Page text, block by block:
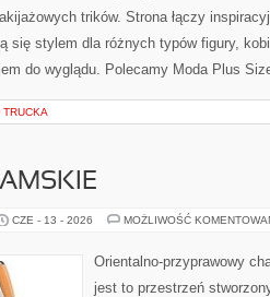
trików. Strona łączy
się stylem dla różnych typów figury,
do wyglądu. Polecamy Moda Plus
TRUCKA
CZE - 13 - 2026 MOŻLIWOŚĆ
Orientalno-przyprawowy
jest to przestrzeń